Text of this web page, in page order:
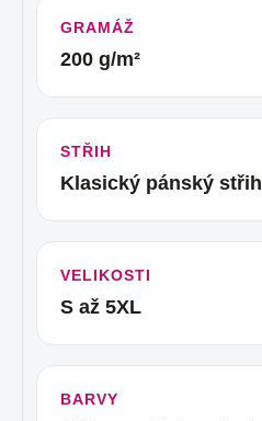
GRAMÁŽ
200 g/m²
STŘIH
Klasický pánský střih
VELIKOSTI
S až 5XL
BARVY